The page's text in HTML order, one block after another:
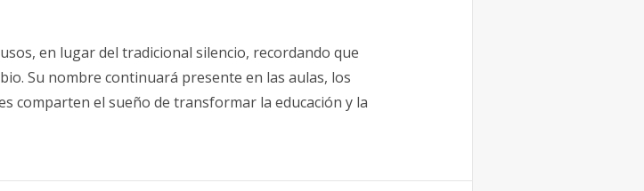
en lugar del tradicional silencio, recordando que
Su nombre continuará presente en las aulas, los
comparten el sueño de transformar la educación y la